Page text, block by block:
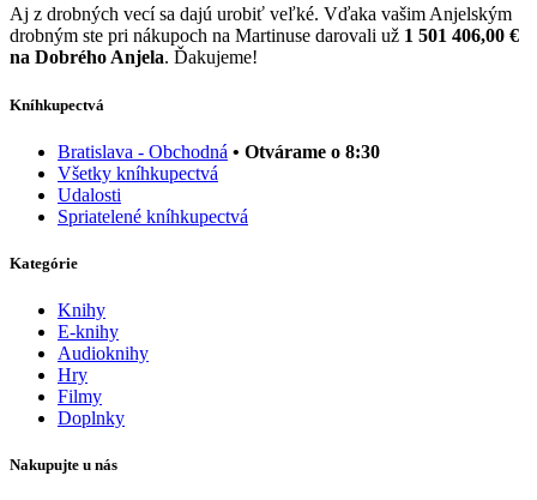
Aj z drobných vecí sa dajú urobiť veľké. Vďaka vašim Anjelským
drobným ste pri nákupoch na Martinuse darovali už 1 501 406,00 €
na Dobrého Anjela. Ďakujeme!
Kníhkupectvá
Bratislava - Obchodná • Otvárame o 8:30
Všetky kníhkupectvá
Udalosti
Spriatelené kníhkupectvá
Kategórie
Knihy
E-knihy
Audioknihy
Hry
Filmy
Doplnky
Nakupujte u nás